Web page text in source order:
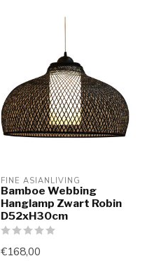
FINE ASIANLIVING
Bamboe Webbing
Hanglamp Zwart Robin
D52xH30cm
€168,00